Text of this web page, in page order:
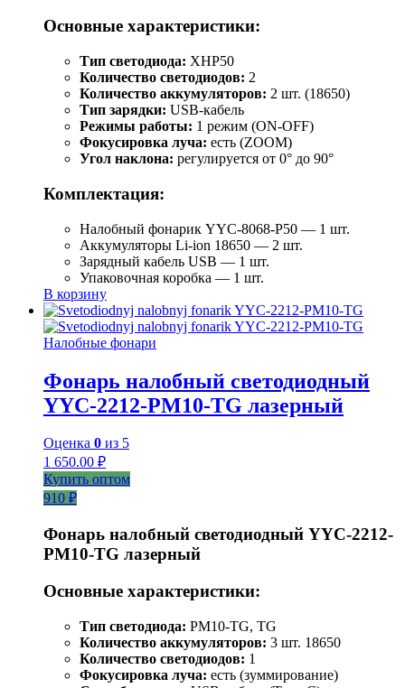
Основные характеристики:
Тип светодиода: XHP50
Количество светодиодов: 2
Количество аккумуляторов: 2 шт. (18650)
Тип зарядки: USB-кабель
Режимы работы: 1 режим (ON-OFF)
Фокусировка луча: есть (ZOOM)
Угол наклона: регулируется от 0° до 90°
Комплектация:
Налобный фонарик YYC-8068-P50 — 1 шт.
Аккумуляторы Li-ion 18650 — 2 шт.
Зарядный кабель USB — 1 шт.
Упаковочная коробка — 1 шт.
В корзину
Налобные фонари
Фонарь налобный светодиодный
YYC-2212-PM10-TG лазерный
Оценка 0 из 5
1 650.00 ₽
Купить оптом
910 ₽
Фонарь налобный светодиодный YYC-2212-
PM10-TG лазерный
Основные характеристики:
Тип светодиода: PM10-TG, TG
Количество аккумуляторов: 3 шт. 18650
Количество светодиодов: 1
Фокусировка луча: есть (зуммирование)